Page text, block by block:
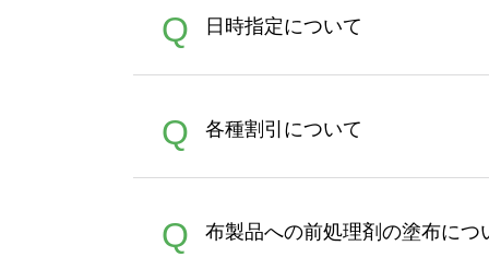
A
ン作成のお手伝いをすること
合は、デザインツールをご利
Q 日時指定について
A
者にご連絡いただき調整をお
Q 各種割引について
A
ポイントとして付与され、次
Q 布製品への前処理剤の塗布につ